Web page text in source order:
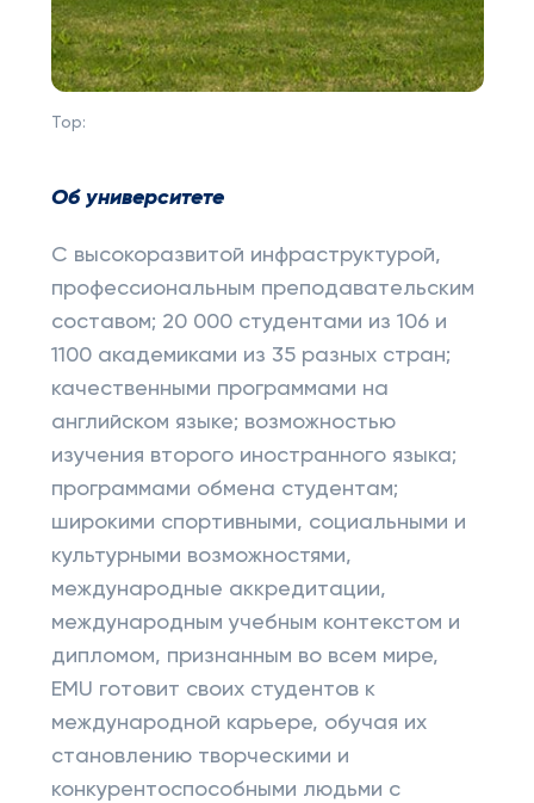
Top:
Об университете
С высокоразвитой инфраструктурой,
профессиональным преподавательским
составом; 20 000 студентами из 106 и
1100 академиками из 35 разных стран;
качественными программами на
английском языке; возможностью
изучения второго иностранного языка;
программами обмена студентам;
широкими спортивными, социальными и
культурными возможностями,
международные аккредитации,
международным учебным контекстом и
дипломом, признанным во всем мире,
EMU готовит своих студентов к
международной карьере, обучая их
становлению творческими и
конкурентоспособными людьми с